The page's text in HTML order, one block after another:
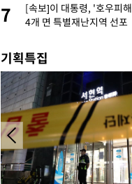
7
[속보]이 대통령, '호우피
4개 면 특별재난지역 선포
기획특집